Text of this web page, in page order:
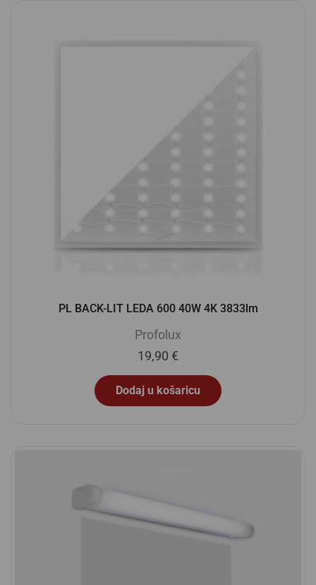
PL BACK-LIT LEDA 600 40W 4K 3833lm
Profolux
19,90 €
Dodaj u košaricu